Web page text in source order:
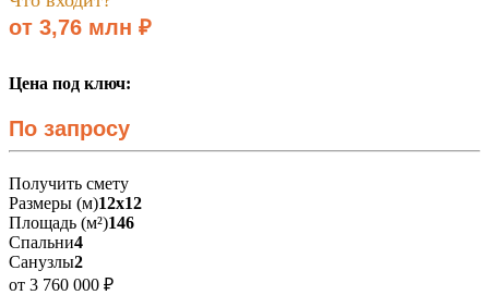
от 3,76 млн ₽
Цена под ключ:
По запросу
Получить смету
Размеры (м)12х12
Площадь (м²)146
Спальни4
Санузлы2
от 3 760 000 ₽